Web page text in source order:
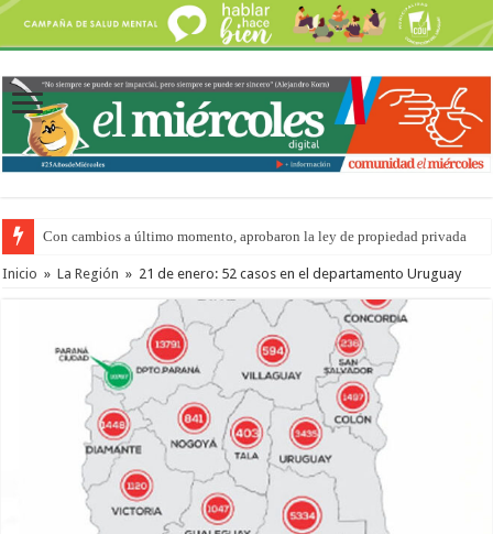
Con cambios a último momento, aprobaron la ley de propiedad privada
Adopción en Entre Ríos: el 35% de los 90 niños, niñas y adolescentes que
Inicio » La Región » 21 de enero: 52 casos en el departamento Uruguay